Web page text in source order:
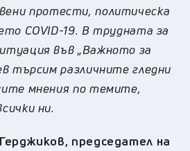
протести, политическа
COVID-19. В трудната за
във „Важното за
търсим различните гледни
мнения по темите,
ни.
председател на